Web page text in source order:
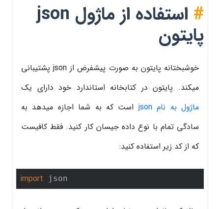
# استفاده از ماژول json
پایتون
خوشبختانه پایتون به صورت پیشفرض از json پشتیبانی
میکند. پایتون در کتابخانه استاندارد خود دارای یک
ماژول به نام json
است که به شما اجازه میدهد به
سادگی تمام با نوع داده جیسان کار کنید. فقط کافیست
که از کد زیر استفاده کنید:
import json